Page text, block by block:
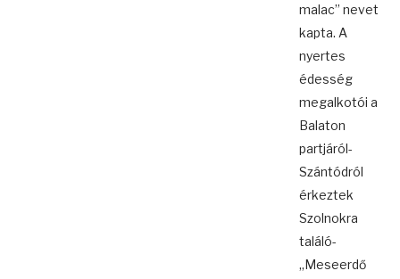
malac” nevet
kapta. A
nyertes
édesség
megalkotói a
Balaton
partjáról-
Szántódról
érkeztek
Szolnokra
találó-
„Meseerdő